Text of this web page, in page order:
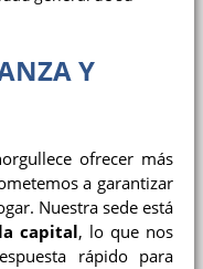
Y
ofrecer más
a garantizar
Nuestra sede está
capital , lo que nos
rápido para